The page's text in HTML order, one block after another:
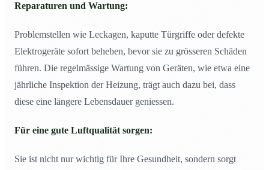
Reparaturen und Wartung:
Problemstellen wie Leckagen, kaputte Türgriffe oder defekte
Elektrogeräte sofort beheben, bevor sie zu grösseren Schäden
führen. Die regelmässige Wartung von Geräten, wie etwa eine
jährliche Inspektion der Heizung, trägt auch dazu bei, dass
diese eine längere Lebensdauer geniessen.
Für eine gute Luftqualität sorgen:
Sie ist nicht nur wichtig für Ihre Gesundheit, sondern sorgt